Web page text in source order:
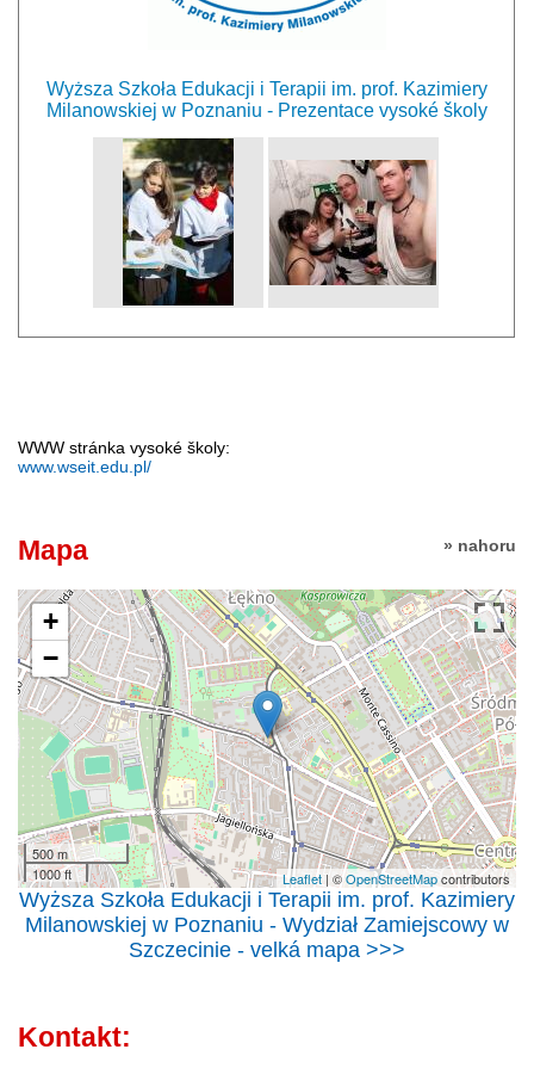
Wyższa Szkoła Edukacji i Terapii im. prof. Kazimiery
Milanowskiej w Poznaniu - Prezentace vysoké školy
WWW stránka vysoké školy:
www.wseit.edu.pl/
» nahoru
Mapa
+
−
500 m
1000 ft
Leaflet | ©OpenStreetMapcontributors
Wyższa Szkoła Edukacji i Terapii im. prof. Kazimiery
Milanowskiej w Poznaniu - Wydział Zamiejscowy w
Szczecinie - velká mapa >>>
Kontakt: